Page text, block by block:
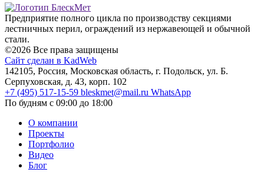
Предприятие полного цикла по производству секциями
лестничных перил, ограждений из нержавеющей и обычной
стали.
©2026 Все права защищены
Сайт сделан в KadWeb
142105, Россия, Московская область, г. Подольск, ул. Б.
Серпуховская, д. 43, корп. 102
+7 (495) 517-15-59 bleskmet@mail.ru WhatsApp
По будням с 09:00 до 18:00
О компании
Проекты
Портфолио
Видео
Блог